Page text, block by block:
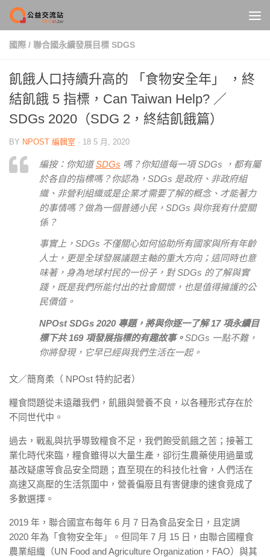
Skip to content
國際 / 聯合國永續發展目標 SDGS
飢餓人口持續升高的 「食物安全年」 ，終
結飢餓 5 指標，Can Taiwan Help? ／
SDGs 2020（SDG 2，終結飢餓篇）
BY NPOST 編輯室 · 18 5 月, 2020
編按：你知道SDGs 嗎？你知道每一項 SDGs ，都有屬
於各自的指標嗎？你認為，SDGs 是政府、非政府組
織、非營利組織或是企業才需要了解的概念、才能著力
的事情嗎？做為一個普通小民，SDGs 與你我有什麼關
係？
事實上， SDGs 不僅關心如何協助所有國家與所有年齡
人士，更是全球發展議題主軸的重大方向；這同時也意
味著，身為地球村民的一份子，對 SDGs 的了解與實
踐，既是我們所能付出的社會關懷，也是值得擁護的公
民價值。
NPOst SDGs 2020 專題，將與你逐一了解 17 項永續目
標下共 169 項發展指標的有趣故事。SDGs 一點不難，
你將發現，它早已經與我們生活在一起。
文／簡育柔（ NPOst 特約記者）
糧食問題從未遠離我們，飢餓與營養不良，以各種形式存在於
不同世代中。
過去，戰亂與抗爭導致糧食不足，我們飽受飢餓之苦；接著工
業化時代來臨，糧食雖得以大量生產，卻衍生農藥使用過量或
基改疑慮等食品安全問題；直至現在的科技化社會，人們活在
高速又高壓的生活氛圍中，營養偏廢且有害健康的速食竟成了
多數選擇。
2019 年，聯合國宣布每年 6 月 7 日為食品安全日，且定調
2020 年為「食物安全年」。但同年 7 月 15 日，由聯合國糧食
農業組織（UN Food and Agriculture Organization，FAO）與其